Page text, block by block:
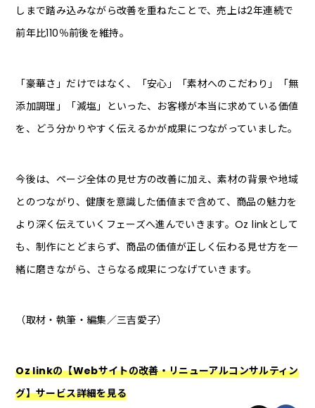
しまで踏み込みながら改善を重ねたことで、売上は2年連続で
前年比110％前後を維持。
「豪華さ」だけではなく、「安心」「素材へのこだわり」「無
添加調理」「減塩」といった、お客様が本当に求めている価値
を、どう分かりやすく伝えるかが成果につながっていました。
今後は、ページ全体の見せ方の改善に加え、素材の背景や地域
とのつながり、健康を意識した価値まで含めて、商品の魅力を
より深く伝えていくフェーズへ進んでいきます。Oz linkとして
も、制作にとどまらず、商品の価値が正しく伝わる見せ方を一
緒に磨きながら、さらなる成果につなげていきます。
（取材・執筆・編集／三吉愛子）
Oz linkの【Webサイトの改善・リニューアルコンサルティン
グ】サービス詳細を見る